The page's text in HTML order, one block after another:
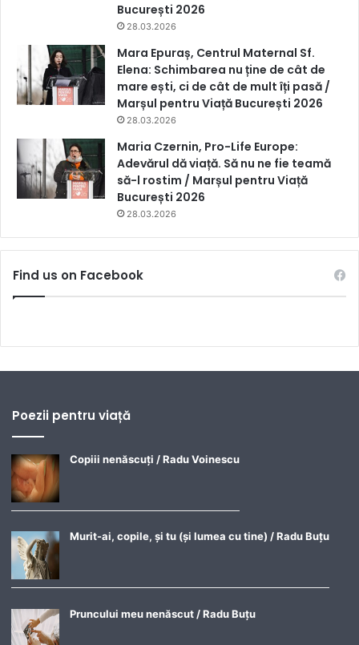
București 2026
28.03.2026
Mara Epuraș, Centrul Maternal Sf.
Elena: Schimbarea nu ține de cât de
mare ești, ci de cât de mult îți pasă /
Marșul pentru Viață București 2026
28.03.2026
Maria Czernin, Pro-Life Europe:
Adevărul dă viață. Să nu ne fie teamă
să-l rostim / Marșul pentru Viață
București 2026
28.03.2026
Find us on Facebook
Poezii pentru viață
Copiii nenăscuți / Radu Voinescu
Murit-ai, copile, și tu (și lumea cu tine) / Radu Buțu
Pruncului meu nenăscut / Radu Buțu